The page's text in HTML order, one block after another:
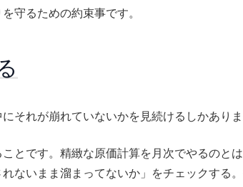
守るための約束事です。
それが崩れていないかを見続けるしかありま
とです。精緻な原価計算を月次でやるのと
ないまま溜まってないか」をチェックす